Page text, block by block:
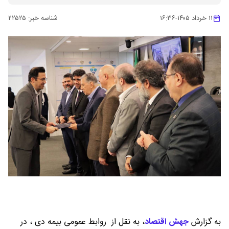
۱۱ خرداد ۱۴۰۵ -۱۶:۳۶ شناسه خبر: ۲۲۵۲۵
به گزارشجهش اقتصاد، به نقل از روابط عمومی بیمه دی ، در